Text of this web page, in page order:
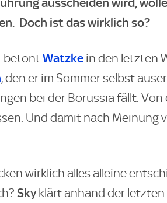
Doch ist das wirklich so?
betontWatzke in den letzten
, den er im Sommer selbst
bei der Borussia fällt.
Und damit nach Meinung
wirklich alles alleine
Skyklärt anhand der